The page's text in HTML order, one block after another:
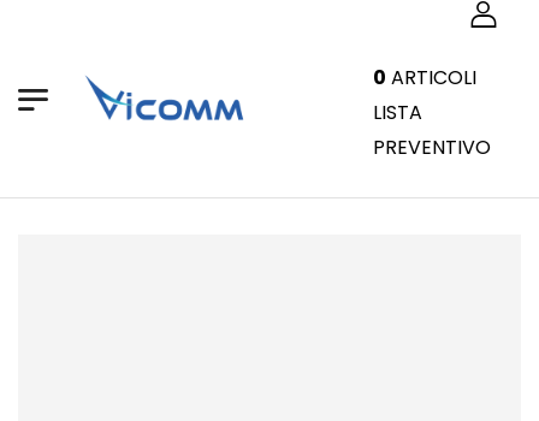
0 ARTICOLI
LISTA
PREVENTIVO